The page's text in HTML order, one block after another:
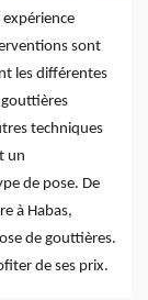
expérience
sont
les différentes
techniques
un
de pose. De
à Habas,
de gouttières.
de ses prix.